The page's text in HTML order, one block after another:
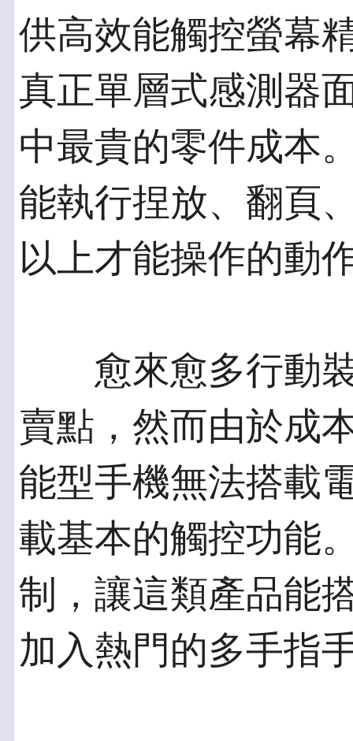
供高效能觸控螢幕
真正單層式感測器
中最貴的零件成本
能執行捏放、翻頁
以上才能操作的動
愈來愈多行動裝
賣點，然而由於成
能型手機無法搭載
載基本的觸控功能
制，讓這類產品能
加入熱門的多手指